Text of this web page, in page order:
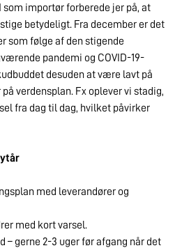
som importør forberede jer på, at
betydeligt. Fra december er det
som følge af den stigende
pandemi og COVID-19-
desuden at være lavt på
verdensplan. Fx oplever vi stadig,
fra dag til dag, hvilket påvirker
med leverandører og
med kort varsel.
– gerne 2-3 uger før afgang når det